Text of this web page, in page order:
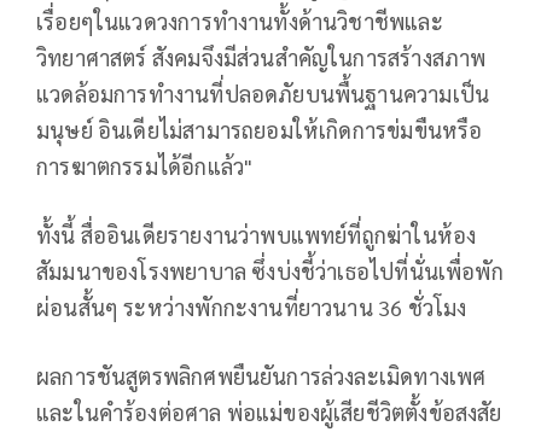
เรื่อยๆในแวดวงการทำงานทั้งด้านวิชาชีพและ
วิทยาศาสตร์ สังคมจึงมีส่วนสำคัญในการสร้างสภาพ
แวดล้อมการทำงานที่ปลอดภัยบนพื้นฐานความเป็น
มนุษย์ อินเดียไม่สามารถยอมให้เกิดการข่มขืนหรือ
การฆาตกรรมได้อีกแล้ว"
ทั้งนี้ สื่ออินเดียรายงานว่าพบแพทย์ที่ถูกฆ่าในห้อง
สัมมนาของโรงพยาบาล ซึ่งบ่งชี้ว่าเธอไปที่นั่นเพื่อพัก
ผ่อนสั้นๆ ระหว่างพักกะงานที่ยาวนาน 36 ชั่วโมง
ผลการชันสูตรพลิกศพยืนยันการล่วงละเมิดทางเพศ
และในคำร้องต่อศาล พ่อแม่ของผู้เสียชีวิตตั้งข้อสงสัย